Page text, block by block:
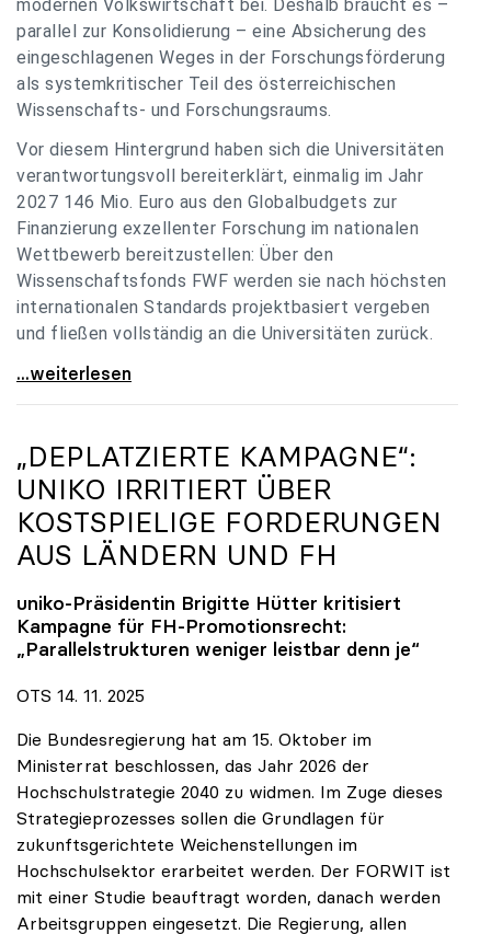
modernen Volkswirtschaft bei. Deshalb braucht es –
parallel zur Konsolidierung – eine Absicherung des
eingeschlagenen Weges in der Forschungsförderung
als systemkritischer Teil des österreichischen
Wissenschafts- und Forschungsraums.
Vor diesem Hintergrund haben sich die Universitäten
verantwortungsvoll bereiterklärt, einmalig im Jahr
2027 146 Mio. Euro aus den Globalbudgets zur
Finanzierung exzellenter Forschung im nationalen
Wettbewerb bereitzustellen: Über den
Wissenschaftsfonds FWF werden sie nach höchsten
internationalen Standards projektbasiert vergeben
und fließen vollständig an die Universitäten zurück.
Gemeinsam für einen starken Wissenschafts- und
...weiterlesen
„DEPLATZIERTE KAMPAGNE“:
UNIKO IRRITIERT ÜBER
KOSTSPIELIGE FORDERUNGEN
AUS LÄNDERN UND FH
uniko-Präsidentin Brigitte Hütter kritisiert
Kampagne für FH-Promotionsrecht:
„Parallelstrukturen weniger leistbar denn je“
OTS 14. 11. 2025
Die Bundesregierung hat am 15. Oktober im
Ministerrat beschlossen, das Jahr 2026 der
Hochschulstrategie 2040 zu widmen. Im Zuge dieses
Strategieprozesses sollen die Grundlagen für
zukunftsgerichtete Weichenstellungen im
Hochschulsektor erarbeitet werden. Der FORWIT ist
mit einer Studie beauftragt worden, danach werden
Arbeitsgruppen eingesetzt. Die Regierung, allen